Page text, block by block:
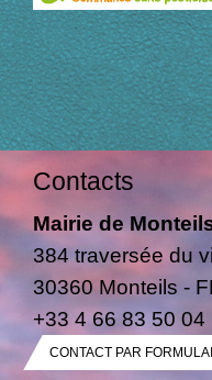
Contacts
Mairie de
384 traversée du
30360 Monteils -
+33 4 66 83 50 04
CONTACT PAR